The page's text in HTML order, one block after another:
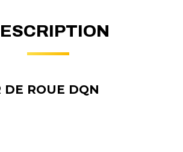
DE ROUE DQN